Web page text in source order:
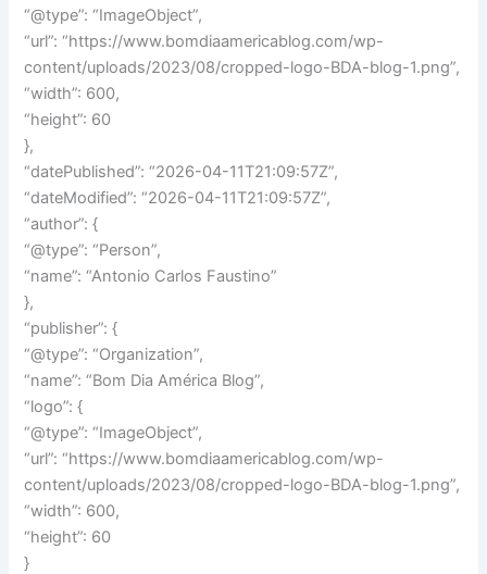
“@type”: “ImageObject”,
“url”: “https://www.bomdiaamericablog.com/wp-
content/uploads/2023/08/cropped-logo-BDA-blog-1.png”,
“width”: 600,
“height”: 60
},
“datePublished”: “2026-04-11T21:09:57Z”,
“dateModified”: “2026-04-11T21:09:57Z”,
“author”: {
“@type”: “Person”,
“name”: “Antonio Carlos Faustino”
},
“publisher”: {
“@type”: “Organization”,
“name”: “Bom Dia América Blog”,
“logo”: {
“@type”: “ImageObject”,
“url”: “https://www.bomdiaamericablog.com/wp-
content/uploads/2023/08/cropped-logo-BDA-blog-1.png”,
“width”: 600,
“height”: 60
}